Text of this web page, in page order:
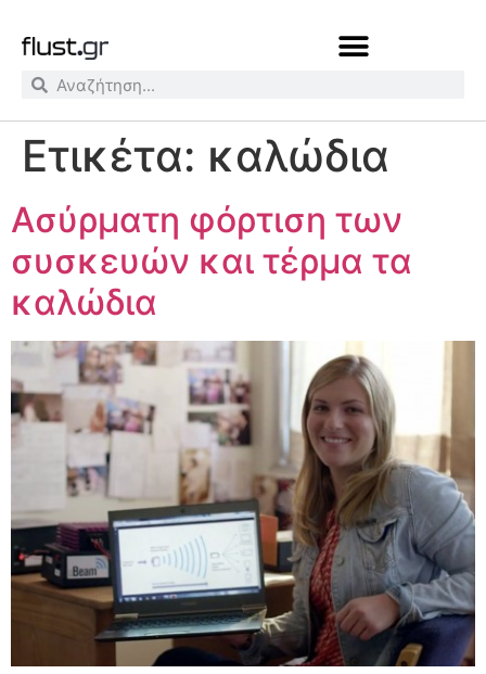
Ετικέτα: καλώδια
Ασύρματη φόρτιση των
συσκευών και τέρμα τα
καλώδια